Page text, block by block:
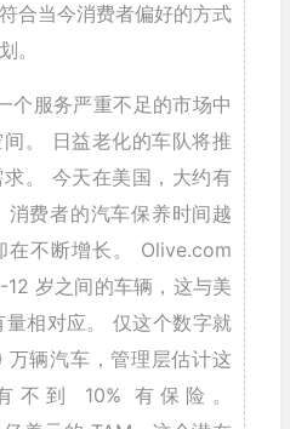
合当今消费者偏好的方式
。
个服务严重不足的市场中
。 日益老化的车队将推
。 今天在美国，大约有
费者的汽车保养时间越
在不断增长。 Olive.com
岁之间的车辆，这与美
相对应。 仅这个数字就
辆汽车，管理层估计这
不到 10% 有保险。